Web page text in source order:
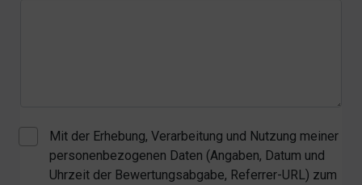
Mit der Erhebung, Verarbeitung und Nutzung meiner
personenbezogenen Daten (Angaben, Datum und
Uhrzeit der Bewertungsabgabe, Referrer-URL) zum